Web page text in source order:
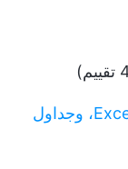
10 قوالب جرد مجانية لـ Excel، وجداول